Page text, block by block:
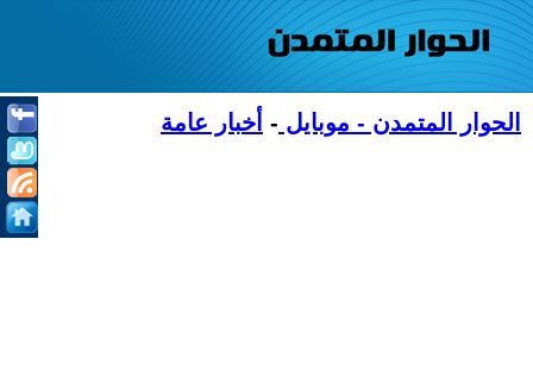
الحوار المتمدن - موبايل - أخبار عامة